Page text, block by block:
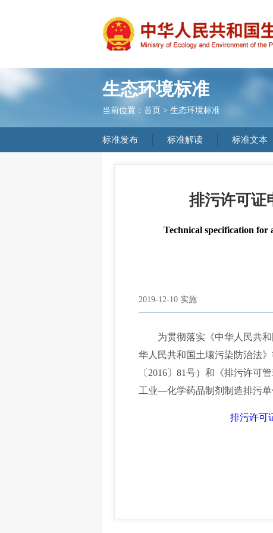
生态环境标准
当前位置： 首页 > 生态环境标准
标准发布 标准解读 标准文本
排污许可证
Technical specification
2019-12-10 实施
为贯彻落实《中华人民共和
华人民共和国土壤污染防治法
〔2016〕81号）和《排污许可
工业—化学药品制剂制造排污单
排污许可